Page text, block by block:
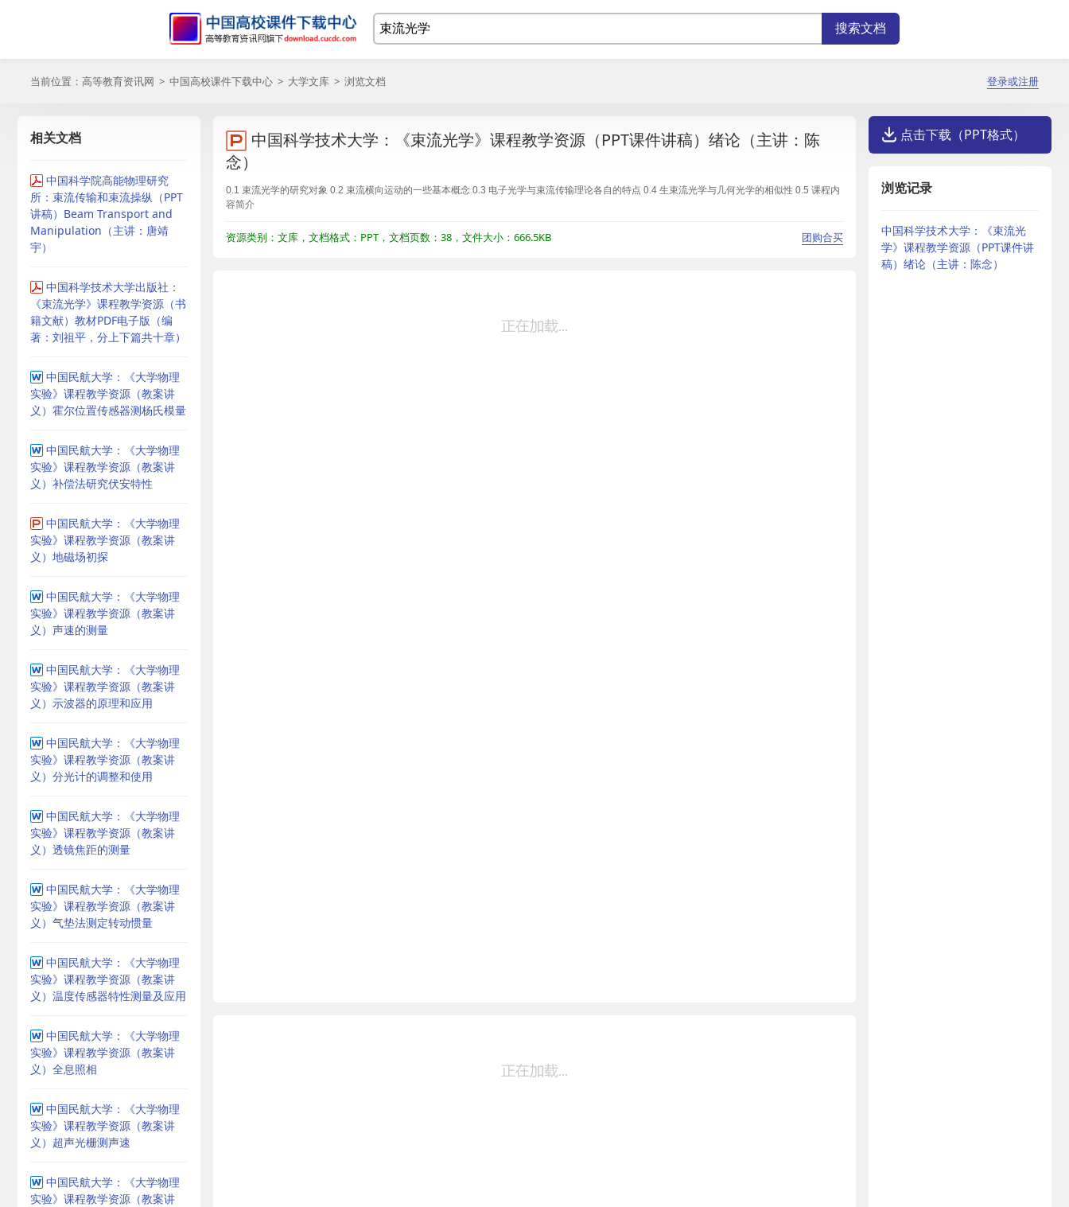
当前位置： 高等教育资讯网 > 中国高校课件下载中心 > 大学文库 > 浏览文档 登录或注册
相关文档
中国科学院高能物理研究
所：束流传输和束流操纵（PPT
讲稿）Beam Transport and
Manipulation（主讲：唐靖
宇）
中国科学技术大学出版社：
《束流光学》课程教学资源（书
籍文献）教材PDF电子版（编
著：刘祖平，分上下篇共十章）
中国民航大学：《大学物理
实验》课程教学资源（教案讲
义）霍尔位置传感器测杨氏模量
中国民航大学：《大学物理
实验》课程教学资源（教案讲
义）补偿法研究伏安特性
中国民航大学：《大学物理
实验》课程教学资源（教案讲
义）地磁场初探
中国民航大学：《大学物理
实验》课程教学资源（教案讲
义）声速的测量
中国民航大学：《大学物理
实验》课程教学资源（教案讲
义）示波器的原理和应用
中国民航大学：《大学物理
实验》课程教学资源（教案讲
义）分光计的调整和使用
中国民航大学：《大学物理
实验》课程教学资源（教案讲
义）透镜焦距的测量
中国民航大学：《大学物理
实验》课程教学资源（教案讲
义）气垫法测定转动惯量
中国民航大学：《大学物理
实验》课程教学资源（教案讲
义）温度传感器特性测量及应用
中国民航大学：《大学物理
实验》课程教学资源（教案讲
义）全息照相
中国民航大学：《大学物理
实验》课程教学资源（教案讲
义）超声光栅测声速
中国民航大学：《大学物理
实验》课程教学资源（教案讲
中国科学技术大学：《束流光学》课程教学资源（PPT课件讲稿）绪论（主讲：陈
念）
0.1 束流光学的研究对象 0.2 束流横向运动的一些基本概念 0.3 电子光学与束流传输理论各自的特点 0.4 生束流光学与几何光学的相似性 0.5 课程内
容简介
团购合买
资源类别：文库，文档格式：PPT，文档页数：38，文件大小：666.5KB
点击下载（PPT格式）
浏览记录
中国科学技术大学：《束流光
学》课程教学资源（PPT课件讲
稿）绪论（主讲：陈念）